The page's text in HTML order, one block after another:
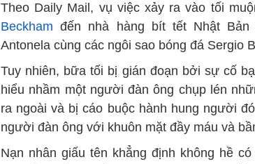
Theo Daily Mail, vụ việc xảy ra vào tối
Beckham đến nhà hàng bít tết Nhật
Antonela cùng các ngôi sao bóng đá Sergio
Tuy nhiên, bữa tối bị gián đoạn bởi sự cố
hiểu nhầm một người đàn ông chụp lén
ra ngoài và bị cáo buộc hành hung người
người đàn ông với khuôn mặt đầy máu và
Nạn nhân giấu tên khẳng định không hề